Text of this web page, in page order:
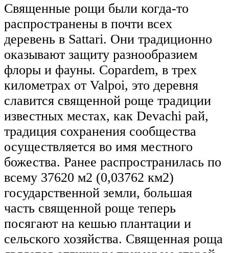
Священные рощи были когда-то
распространены в почти всех
деревень в Sattari. Они традиционно
оказывают защиту разнообразием
флоры и фауны. Copardem, в трех
километрах от Valpoi, это деревня
славится священной роще традиции
известных местах, как Devachi рай,
традиция сохранения сообщества
осуществляется во имя местного
божества. Ранее распространилась по
всему 37620 м2 (0,03762 км2)
государственной земли, большая
часть священной роще теперь
посягают на кешью плантации и
сельского хозяйства. Священная роща